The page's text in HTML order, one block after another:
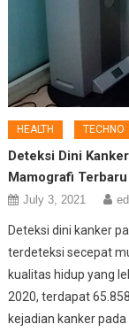
HEALTH TECHNO
Deteksi Dini
Mamografi Terbaru
July 3, 2021
Deteksi dini kanker
terdeteksi secepat
kualitas hidup yang
2020, terdapat
kejadian kanker